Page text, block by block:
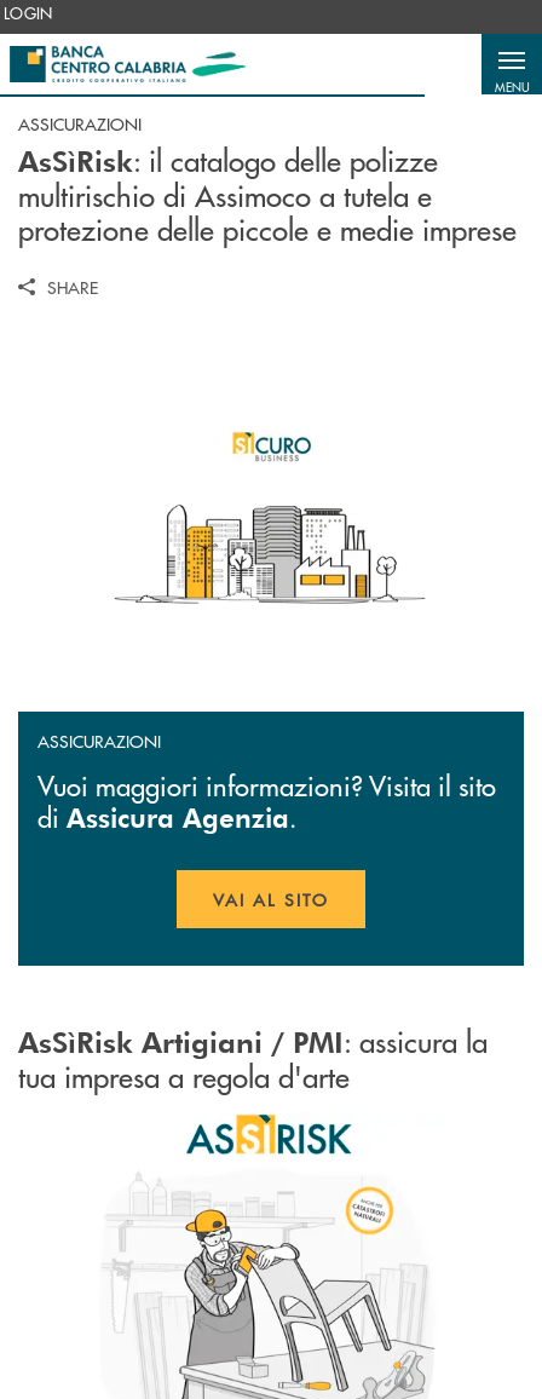
Salta al contenuto principale
LOGIN
MENU
ASSICURAZIONI
AsSìRisk: il catalogo delle polizze
multirischio di Assimoco a tutela e
protezione delle piccole e medie imprese
SHARE
ASSICURAZIONI
Vuoi maggiori informazioni? Visita il sito
di Assicura Agenzia.
VAI AL SITO
AsSìRisk Artigiani / PMI: assicura la
tua impresa a regola d'arte